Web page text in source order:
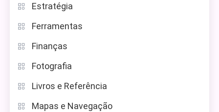
Estratégia
Ferramentas
Finanças
Fotografia
Livros e Referência
Mapas e Navegação